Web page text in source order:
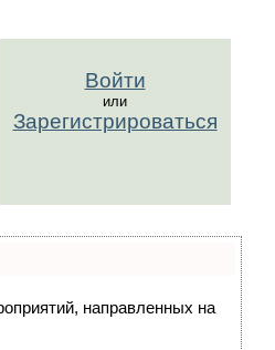
Войти
или
Зарегистрироваться
направленных на